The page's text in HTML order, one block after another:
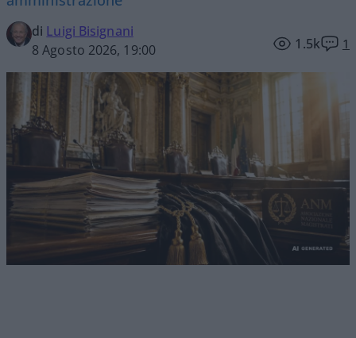
di Luigi Bisignani
8 Agosto 2026, 19:00
1.5k 1